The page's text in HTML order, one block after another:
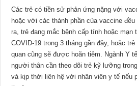
Các trẻ có tiền sử phản ứng nặng với
hoặc với các thành phần của vaccine
ra, trẻ đang mắc bệnh cấp tính hoặc mạn
COVID-19 trong 3 tháng gần đây, hoặc
quan cũng sẽ được hoãn tiêm. Ngành Y
người thân cần theo dõi trẻ kỹ lưỡng
và kịp thời liên hệ với nhân viên y tế nếu